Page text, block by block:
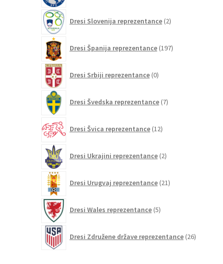
Dresi Slovenija reprezentance 2izdelka
Dresi Španija reprezentance 197izdelkov
Dresi Srbiji reprezentance 0izdelkov
Dresi Švedska reprezentance 7izdelkov
Dresi Švica reprezentance 12izdelkov
Dresi Ukrajini reprezentance 2izdelka
Dresi Urugvaj reprezentance 21izdelkov
Dresi Wales reprezentance 5izdelkov
Dresi Združene države reprezentance 26izdelkov